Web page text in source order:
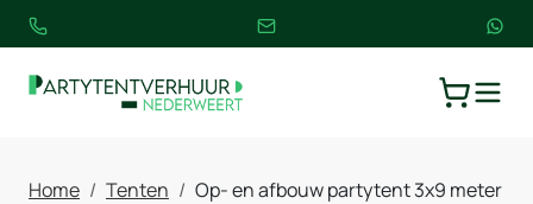
Home Tenten Op- en afbouw partytent 3x9 meter